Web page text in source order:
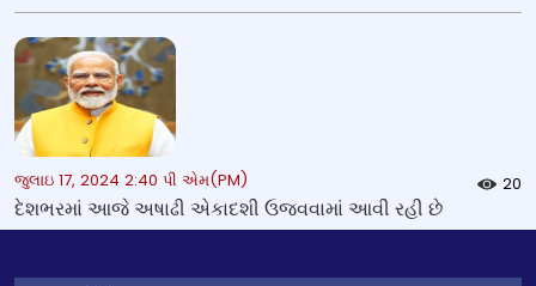
જુલાઇ 17, 2024 2:40 પી એમ(PM) 20
દેશભરમાં આજે અષાઢી એકાદશી ઉજવવામાં આવી રહી છે